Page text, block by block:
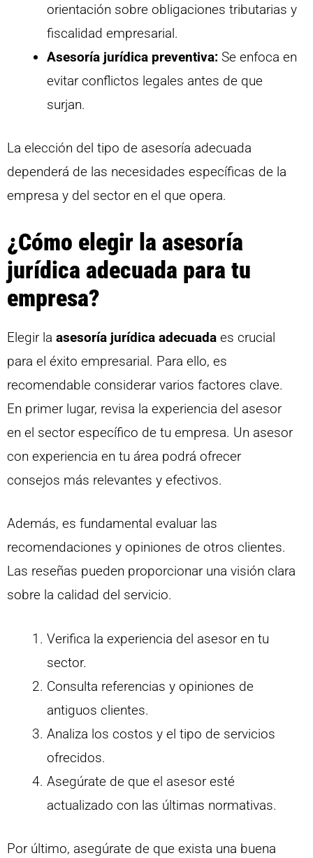
orientación sobre obligaciones tributarias y
fiscalidad empresarial.
Asesoría jurídica preventiva: Se enfoca en
evitar conflictos legales antes de que
surjan.
La elección del tipo de asesoría adecuada
dependerá de las necesidades específicas de la
empresa y del sector en el que opera.
¿Cómo elegir la asesoría
jurídica adecuada para tu
empresa?
Elegir la asesoría jurídica adecuada es crucial
para el éxito empresarial. Para ello, es
recomendable considerar varios factores clave.
En primer lugar, revisa la experiencia del asesor
en el sector específico de tu empresa. Un asesor
con experiencia en tu área podrá ofrecer
consejos más relevantes y efectivos.
Además, es fundamental evaluar las
recomendaciones y opiniones de otros clientes.
Las reseñas pueden proporcionar una visión clara
sobre la calidad del servicio.
Verifica la experiencia del asesor en tu
sector.
Consulta referencias y opiniones de
antiguos clientes.
Analiza los costos y el tipo de servicios
ofrecidos.
Asegúrate de que el asesor esté
actualizado con las últimas normativas.
Por último, asegúrate de que exista una buena